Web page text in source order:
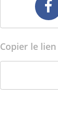
Copier le